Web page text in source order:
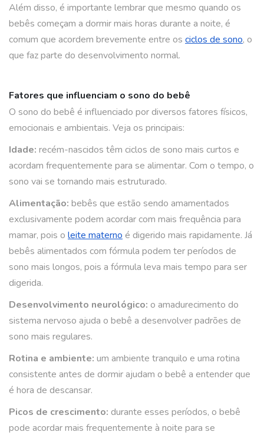
Além disso, é importante lembrar que mesmo quando os
bebês começam a dormir mais horas durante a noite, é
comum que acordem brevemente entre os ciclos de sono, o
que faz parte do desenvolvimento normal.
Fatores que influenciam o sono do bebê
O sono do bebê é influenciado por diversos fatores físicos,
emocionais e ambientais. Veja os principais:
Idade: recém-nascidos têm ciclos de sono mais curtos e
acordam frequentemente para se alimentar. Com o tempo, o
sono vai se tornando mais estruturado.
Alimentação: bebês que estão sendo amamentados
exclusivamente podem acordar com mais frequência para
mamar, pois o leite materno é digerido mais rapidamente. Já
bebês alimentados com fórmula podem ter períodos de
sono mais longos, pois a fórmula leva mais tempo para ser
digerida.
Desenvolvimento neurológico: o amadurecimento do
sistema nervoso ajuda o bebê a desenvolver padrões de
sono mais regulares.
Rotina e ambiente: um ambiente tranquilo e uma rotina
consistente antes de dormir ajudam o bebê a entender que
é hora de descansar.
Picos de crescimento: durante esses períodos, o bebê
pode acordar mais frequentemente à noite para se